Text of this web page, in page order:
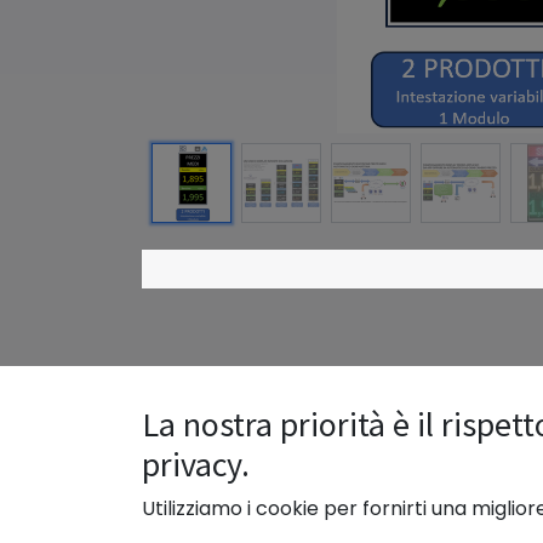
La nostra priorità è il
privacy.
Utilizziamo i cookie per fornirti una